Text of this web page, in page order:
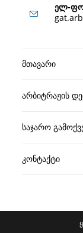
in
ელ-
მთავარი
არბიტრაჟის
საჯარო
კონტაქტი